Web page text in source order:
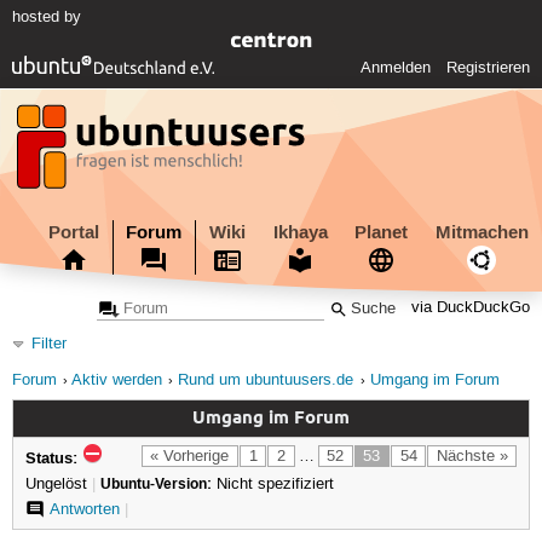
hosted by
Anmelden Registrieren
Portal Forum Wiki Ikhaya Planet Mitmachen
via DuckDuckGo
Filter
Forum
Aktiv werden Rund um ubuntuusers.de Umgang im Forum
Umgang im Forum
« Vorherige 1 2 … 52 53 54 Nächste »
Status:
Ungelöst | Ubuntu-Version: Nicht spezifiziert
Antworten|